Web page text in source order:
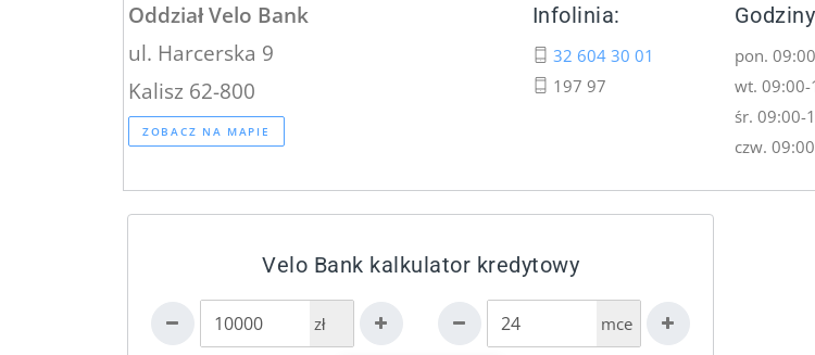
Oddział Velo Bank
ul. Harcerska 9
Kalisz 62-800
ZOBACZ NA MAPIE
Infolinia:
32 604 30 01
197 97
pon.
wt. 09:00-
śr. 09:00-
czw.
Velo Bank kalkulator kredytowy
zł mce